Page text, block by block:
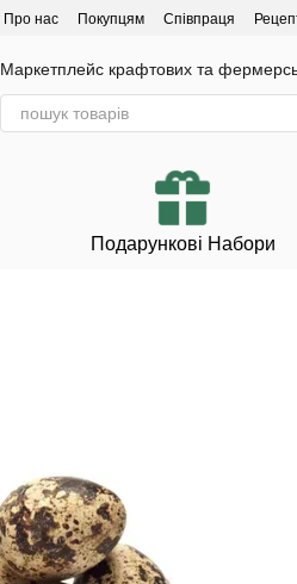
Про нас Покупцям Співпраця
Маркетплейс крафтових та
Подарункові Набори